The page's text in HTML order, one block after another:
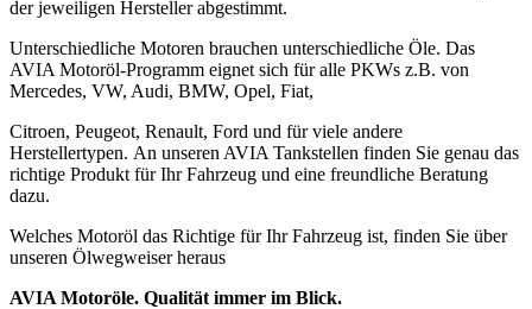
der jeweiligen Hersteller abgestimmt.
Unterschiedliche Motoren brauchen unterschiedliche Öle. Das
AVIA Motoröl-Programm eignet sich für alle PKWs z.B. von
Mercedes, VW, Audi, BMW, Opel, Fiat,
Citroen, Peugeot, Renault, Ford und für viele andere
Herstellertypen. An unseren AVIA Tankstellen finden Sie genau das
richtige Produkt für Ihr Fahrzeug und eine freundliche Beratung
dazu.
Welches Motoröl das Richtige für Ihr Fahrzeug ist, finden Sie über
unseren Ölwegweiser heraus
AVIA Motoröle. Qualität immer im Blick.